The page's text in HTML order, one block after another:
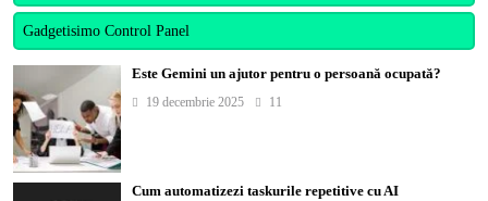
Gadgetisimo Control Panel
Este Gemini un ajutor pentru o persoană ocupată?
19 decembrie 2025 11
Cum automatizezi taskurile repetitive cu AI